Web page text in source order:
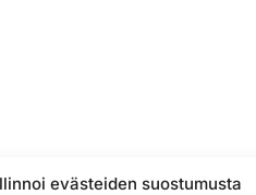
evästeiden suostumusta